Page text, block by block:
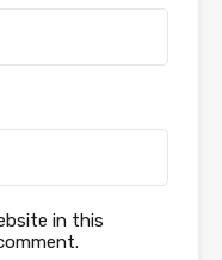
in this